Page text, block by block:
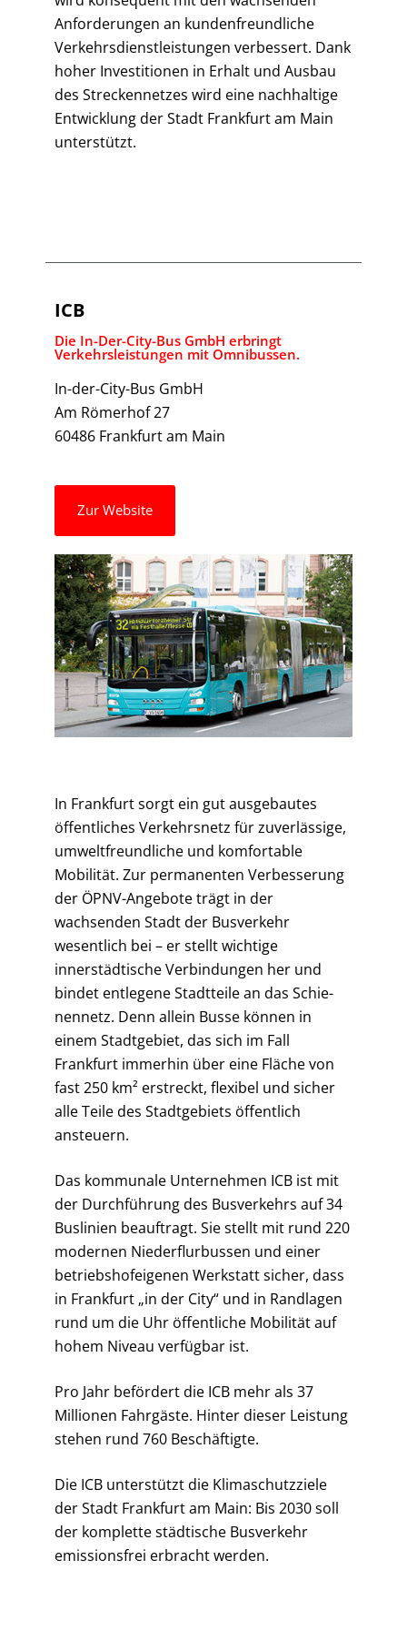
Anforderungen an kundenfreund­liche
Verkehrsdienstleistungen verbessert. Dank
hoher Investitionen in Erhalt und Ausbau
des Strecken­netzes wird eine nachhaltige
Ent­wicklung der Stadt Frankfurt am Main
unterstützt.
ICB
Die In-Der-City-Bus GmbH erbringt
Verkehrsleistungen mit Omnibussen.
In-der-City-Bus GmbH
Am Römerhof 27
60486 Frankfurt am Main
Zur Website
In Frankfurt sorgt ein gut ausge­bautes
öffentliches Verkehrsnetz für zuverlässige,
umweltfreundliche und komfortable
Mobilität. Zur perma­nenten Verbesserung
der ÖPNV-Angebote trägt in der
wachsenden Stadt der Busverkehr
wesentlich bei – er stellt wichtige
innerstädtische Verbindungen her und
bindet entlegene Stadtteile an das Schie­
nen­netz. Denn allein Busse können in
einem Stadtgebiet, das sich im Fall
Frankfurt immerhin über eine Fläche von
fast 250 km² erstreckt, flexibel und sicher
alle Teile des Stadtgebiets öffentlich
ansteuern.
Das kommunale Unternehmen ICB ist mit
der Durchführung des Busver­kehrs auf 34
Buslinien beauftragt. Sie stellt mit rund 220
modernen Niederflurbussen und einer
betriebs­hof­eigenen Werkstatt sicher, dass
in Frankfurt „in der City“ und in Rand­lagen
rund um die Uhr öffentliche Mobilität auf
hohem Niveau ver­fügbar ist.
Pro Jahr befördert die ICB mehr als 37
Millionen Fahrgäste. Hinter dieser Leistung
stehen rund 760 Beschäftigte.
Die ICB unterstützt die Klimaschutzziele
der Stadt Frankfurt am Main: Bis 2030 soll
der kom­plette städtische Busverkehr
emissionsfrei erbracht werden.